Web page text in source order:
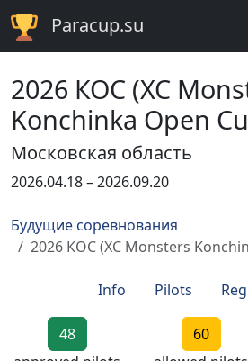
Paracup.su
2026 КОС (XC
Konchinka Open
Московская область
2026.04.18 – 2026.09.20
Будущие соревнования
2026 КОС (XC Monsters
Info Pilots
48
60